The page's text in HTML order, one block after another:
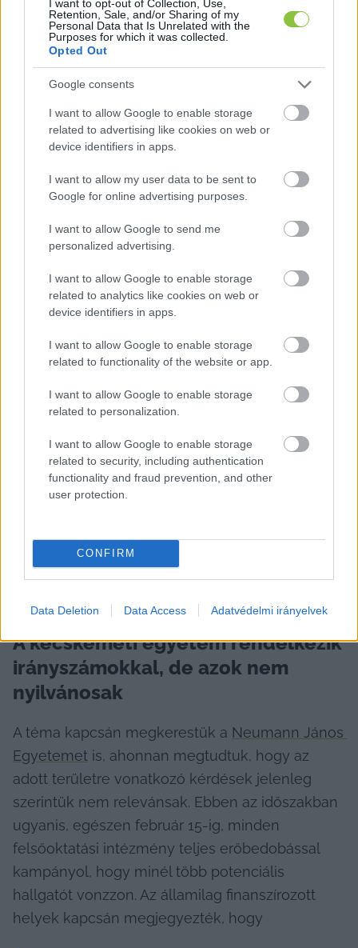
I want to opt-out of Collection, Use,
Retention, Sale, and/or Sharing of my
Personal Data that Is Unrelated with the
Purposes for which it was collected.
Opted Out
Google consents
I want to allow Google to enable storage
related to advertising like cookies on web or
device identifiers in apps.
I want to allow my user data to be sent to
Google for online advertising purposes.
I want to allow Google to send me
personalized advertising.
I want to allow Google to enable storage
related to analytics like cookies on web or
device identifiers in apps.
I want to allow Google to enable storage
related to functionality of the website or app.
I want to allow Google to enable storage
related to personalization.
I want to allow Google to enable storage
related to security, including authentication
functionality and fraud prevention, and other
user protection.
CONFIRM
Data Deletion Data Access Adatvédelmi irányelvek
A hivataltól előző cikkünk megjelenéséig választ
nem kaptunk, de ami késik az nem múlik alapon
most az is befutott szerkesztőségünkbe. Az
Oktatási Hivatal levelében arról tájékoztatott,
hogy az állami férőhelyek száma nem csökken,
hanem jelentősen nő.
„Tavaly 75 ezer jelentkező állami ösztöndíjas
képzésre került felvételre, idén több mint 87
ezer állami ösztöndíjas helyet hirdettünk meg
a felsőoktatásban”
ösztöndíjas létszámok a felvételi eljárás végén, a
eredményei és fókusza alapján alakulnak ki.
HIRDETÉS
A kecskeméti egyetem rendelkezik
irányszámokkal, de azok nem
nyilvánosak
A téma kapcsán megkerestük a Neumann János
Egyetemet is, ahonnan megtudtuk, hogy az
adott területre vonatkozó kérdések jelenleg
szerintük nem relevánsak. Ebben az időszakban
ugyanis, egészen február 15-ig, minden
felsőoktatási intézmény teljes erőbedobással
kampányol, hogy minél több potenciális
hallgatót vonzzon. Az államilag finanszírozott
helyek kapcsán megjegyezték, hogy